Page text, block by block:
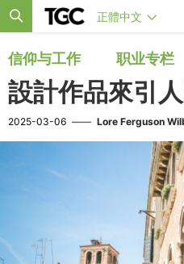
正體中文
信仰与工作 职业专栏
設計作品來引
2025-03-06 —— Lore Ferguson